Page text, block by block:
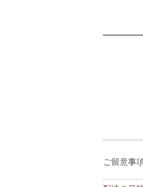
ご留意事